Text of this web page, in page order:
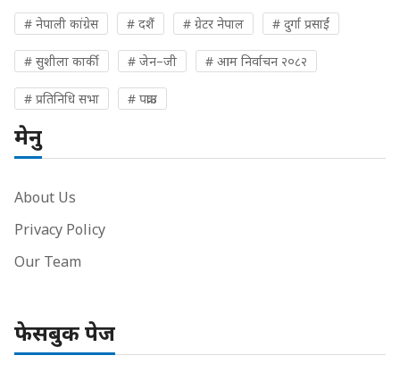
# नेपाली कांग्रेस # दशैं # ग्रेटर नेपाल # दुर्गा प्रसाईं
# सुशीला कार्की # जेन–जी # आम निर्वाचन २०८२
# प्रतिनिधि सभा # पक्राउ
मेनु
About Us
Privacy Policy
Our Team
फेसबुक पेज